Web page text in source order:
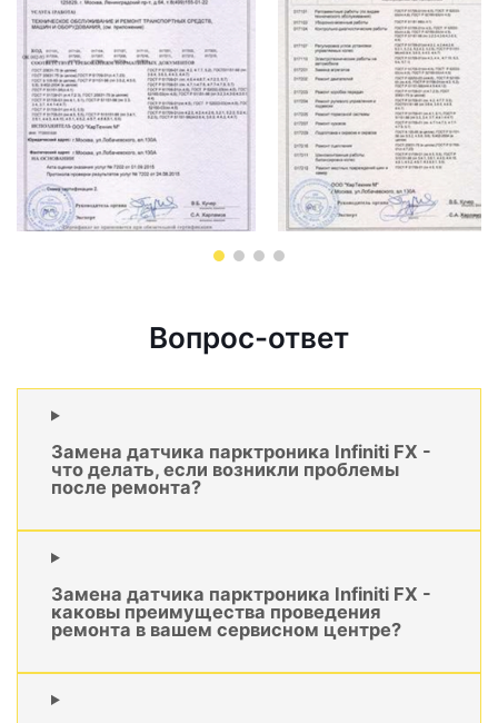
Вопрос-ответ
Замена датчика парктроника Infiniti FX -
что делать, если возникли проблемы
после ремонта?
Замена датчика парктроника Infiniti FX -
каковы преимущества проведения
ремонта в вашем сервисном центре?